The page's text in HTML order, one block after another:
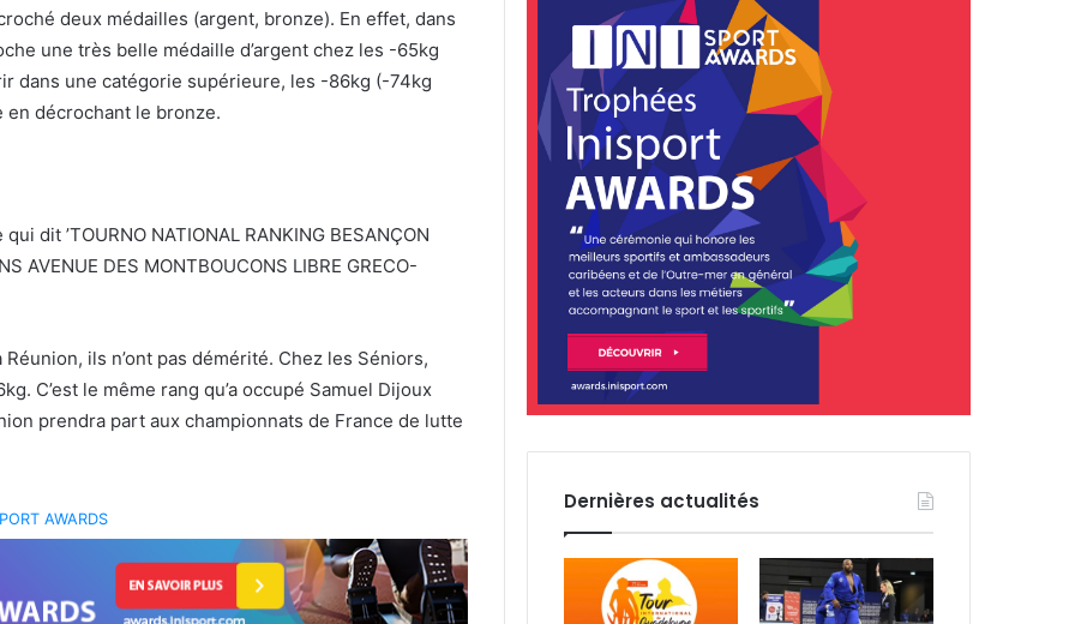
deux médailles (argent, bronze). En effet, dans
une très belle médaille d’argent chez les -65kg
dans une catégorie supérieure, les -86kg (-74kg
décrochant le bronze.
ils n’ont pas démérité. Chez les Séniors,
C’est le même rang qu’a occupé Samuel Dijoux
prendra part aux championnats de France de lutte
AWARDS
Dernières actualités